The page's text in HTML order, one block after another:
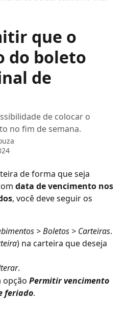
que o
do boleto
de
de colocar o
no fim de semana.
de forma que seja
data de vencimento nos
, você deve seguir os
> Boletos > Carteiras.
) na carteira que deseja
.
opção Permitir vencimento
feriado.